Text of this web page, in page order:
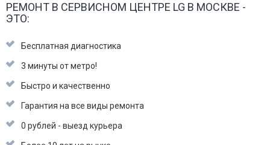
РЕМОНТ В СЕРВИСНОМ ЦЕНТРЕ LG В МОСКВЕ -
ЭТО:
Бесплатная диагностика
3 минуты от метро!
Быстро и качественно
Гарантия на все виды ремонта
0 рублей - выезд курьера